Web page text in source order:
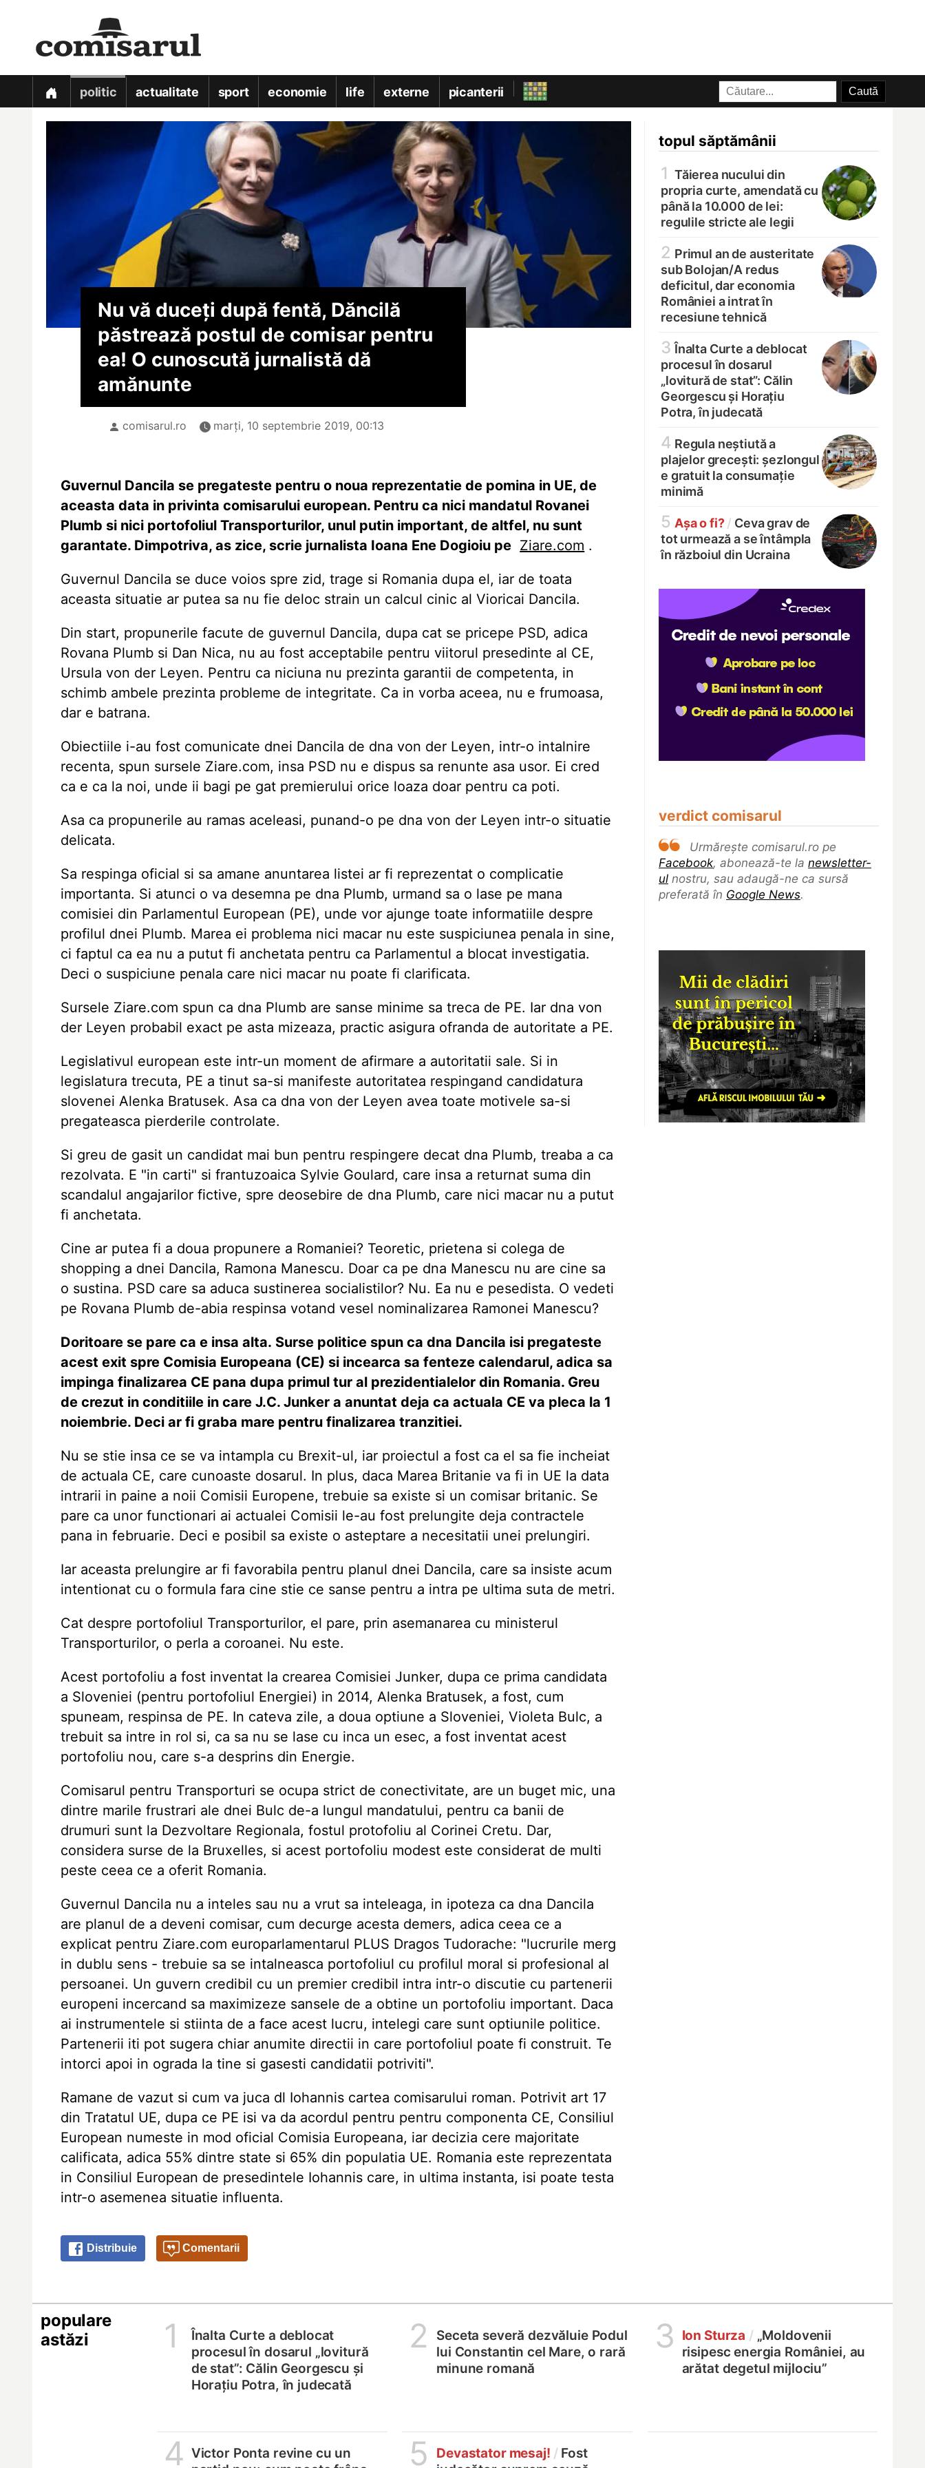
politic actualitate sport economie life externe picanterii
topul săptămânii
1 Tăierea nucului din
propria curte, amendată cu
până la 10.000 de lei:
regulile stricte ale legii
2 Primul an de austeritate
sub Bolojan/A redus
deficitul, dar economia
României a intrat în
recesiune tehnică
3 Înalta Curte a deblocat
procesul în dosarul
„lovitură de stat”: Călin
Georgescu și Horațiu
Potra, în judecată
4 Regula neștiută a
plajelor grecești: șezlongul
e gratuit la consumație
minimă
5 Așa o fi? / Ceva grav de
tot urmează a se întâmpla
în războiul din Ucraina
verdict comisarul
Urmărește comisarul.ro pe
Facebook, abonează-te la newsletter-
ul nostru, sau adaugă-ne ca sursă
preferată în Google News.
Nu vă duceți după fentă, Dăncilă
păstrează postul de comisar pentru
ea! O cunoscută jurnalistă dă
amănunte
comisarul.ro marți, 10 septembrie 2019, 00:13
Guvernul Dancila se pregateste pentru o noua reprezentatie de pomina in UE, de
aceasta data in privinta comisarului european. Pentru ca nici mandatul Rovanei
Plumb si nici portofoliul Transporturilor, unul putin important, de altfel, nu sunt
garantate. Dimpotriva, as zice, scrie jurnalista Ioana Ene Dogioiu pe Ziare.com .
Guvernul Dancila se duce voios spre zid, trage si Romania dupa el, iar de toata
aceasta situatie ar putea sa nu fie deloc strain un calcul cinic al Vioricai Dancila.
Din start, propunerile facute de guvernul Dancila, dupa cat se pricepe PSD, adica
Rovana Plumb si Dan Nica, nu au fost acceptabile pentru viitorul presedinte al CE,
Ursula von der Leyen. Pentru ca niciuna nu prezinta garantii de competenta, in
schimb ambele prezinta probleme de integritate. Ca in vorba aceea, nu e frumoasa,
dar e batrana.
Obiectiile i-au fost comunicate dnei Dancila de dna von der Leyen, intr-o intalnire
recenta, spun sursele Ziare.com, insa PSD nu e dispus sa renunte asa usor. Ei cred
ca e ca la noi, unde ii bagi pe gat premierului orice loaza doar pentru ca poti.
Asa ca propunerile au ramas aceleasi, punand-o pe dna von der Leyen intr-o situatie
delicata.
Sa respinga oficial si sa amane anuntarea listei ar fi reprezentat o complicatie
importanta. Si atunci o va desemna pe dna Plumb, urmand sa o lase pe mana
comisiei din Parlamentul European (PE), unde vor ajunge toate informatiile despre
profilul dnei Plumb. Marea ei problema nici macar nu este suspiciunea penala in sine,
ci faptul ca ea nu a putut fi anchetata pentru ca Parlamentul a blocat investigatia.
Deci o suspiciune penala care nici macar nu poate fi clarificata.
Sursele Ziare.com spun ca dna Plumb are sanse minime sa treca de PE. Iar dna von
der Leyen probabil exact pe asta mizeaza, practic asigura ofranda de autoritate a PE.
Legislativul european este intr-un moment de afirmare a autoritatii sale. Si in
legislatura trecuta, PE a tinut sa-si manifeste autoritatea respingand candidatura
slovenei Alenka Bratusek. Asa ca dna von der Leyen avea toate motivele sa-si
pregateasca pierderile controlate.
Si greu de gasit un candidat mai bun pentru respingere decat dna Plumb, treaba a ca
rezolvata. E "in carti" si frantuzoaica Sylvie Goulard, care insa a returnat suma din
scandalul angajarilor fictive, spre deosebire de dna Plumb, care nici macar nu a putut
fi anchetata.
Cine ar putea fi a doua propunere a Romaniei? Teoretic, prietena si colega de
shopping a dnei Dancila, Ramona Manescu. Doar ca pe dna Manescu nu are cine sa
o sustina. PSD care sa aduca sustinerea socialistilor? Nu. Ea nu e pesedista. O vedeti
pe Rovana Plumb de-abia respinsa votand vesel nominalizarea Ramonei Manescu?
Doritoare se pare ca e insa alta. Surse politice spun ca dna Dancila isi pregateste
acest exit spre Comisia Europeana (CE) si incearca sa fenteze calendarul, adica sa
impinga finalizarea CE pana dupa primul tur al prezidentialelor din Romania. Greu
de crezut in conditiile in care J.C. Junker a anuntat deja ca actuala CE va pleca la 1
noiembrie. Deci ar fi graba mare pentru finalizarea tranzitiei.
Nu se stie insa ce se va intampla cu Brexit-ul, iar proiectul a fost ca el sa fie incheiat
de actuala CE, care cunoaste dosarul. In plus, daca Marea Britanie va fi in UE la data
intrarii in paine a noii Comisii Europene, trebuie sa existe si un comisar britanic. Se
pare ca unor functionari ai actualei Comisii le-au fost prelungite deja contractele
pana in februarie. Deci e posibil sa existe o asteptare a necesitatii unei prelungiri.
Iar aceasta prelungire ar fi favorabila pentru planul dnei Dancila, care sa insiste acum
intentionat cu o formula fara cine stie ce sanse pentru a intra pe ultima suta de metri.
Cat despre portofoliul Transporturilor, el pare, prin asemanarea cu ministerul
Transporturilor, o perla a coroanei. Nu este.
Acest portofoliu a fost inventat la crearea Comisiei Junker, dupa ce prima candidata
a Sloveniei (pentru portofoliul Energiei) in 2014, Alenka Bratusek, a fost, cum
spuneam, respinsa de PE. In cateva zile, a doua optiune a Sloveniei, Violeta Bulc, a
trebuit sa intre in rol si, ca sa nu se lase cu inca un esec, a fost inventat acest
portofoliu nou, care s-a desprins din Energie.
Comisarul pentru Transporturi se ocupa strict de conectivitate, are un buget mic, una
dintre marile frustrari ale dnei Bulc de-a lungul mandatului, pentru ca banii de
drumuri sunt la Dezvoltare Regionala, fostul protofoliu al Corinei Cretu. Dar,
considera surse de la Bruxelles, si acest portofoliu modest este considerat de multi
peste ceea ce a oferit Romania.
Guvernul Dancila nu a inteles sau nu a vrut sa inteleaga, in ipoteza ca dna Dancila
are planul de a deveni comisar, cum decurge acesta demers, adica ceea ce a
explicat pentru Ziare.com europarlamentarul PLUS Dragos Tudorache: "lucrurile merg
in dublu sens - trebuie sa se intalneasca portofoliul cu profilul moral si profesional al
persoanei. Un guvern credibil cu un premier credibil intra intr-o discutie cu partenerii
europeni incercand sa maximizeze sansele de a obtine un portofoliu important. Daca
ai instrumentele si stiinta de a face acest lucru, intelegi care sunt optiunile politice.
Partenerii iti pot sugera chiar anumite directii in care portofoliul poate fi construit. Te
intorci apoi in ograda la tine si gasesti candidatii potriviti".
Ramane de vazut si cum va juca dl Iohannis cartea comisarului roman. Potrivit art 17
din Tratatul UE, dupa ce PE isi va da acordul pentru pentru componenta CE, Consiliul
European numeste in mod oficial Comisia Europeana, iar decizia cere majoritate
calificata, adica 55% dintre state si 65% din populatia UE. Romania este reprezentata
in Consiliul European de presedintele Iohannis care, in ultima instanta, isi poate testa
intr-o asemenea situatie influenta.
Distribuie Comentarii
populare
astăzi
1
Înalta Curte a deblocat
procesul în dosarul „lovitură
de stat”: Călin Georgescu și
Horațiu Potra, în judecată
2
Seceta severă dezvăluie Podul
lui Constantin cel Mare, o rară
minune romană
3 Ion Sturza / „Moldovenii
risipesc energia României, au
arătat degetul mijlociu”
4 Victor Ponta revine cu un
5 Devastator mesaj! / Fost